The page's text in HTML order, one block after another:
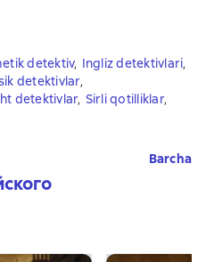
detektiv, Ingliz detektivlari,
detektivlar,
detektivlar, Sirli qotilliklar,
Barcha